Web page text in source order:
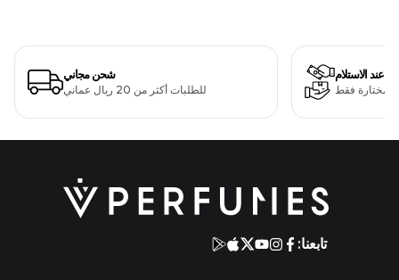
شحن مجاني
للطلبات أكثر من 20 ريال عماني
عند الاستلام
مختارة فقط
تابعنا: